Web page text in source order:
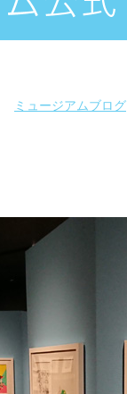
ミュージアムブログ